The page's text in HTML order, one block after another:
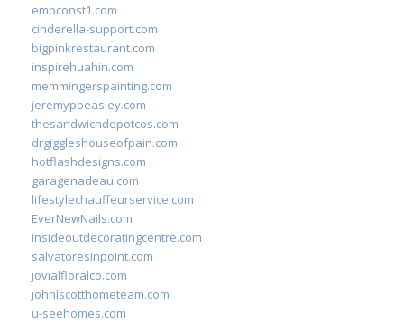
empconst1.com
cinderella-support.com
bigpinkrestaurant.com
inspirehuahin.com
memmingerspainting.com
jeremypbeasley.com
thesandwichdepotcos.com
drgiggleshouseofpain.com
hotflashdesigns.com
garagenadeau.com
lifestylechauffeurservice.com
EverNewNails.com
insideoutdecoratingcentre.com
salvatoresinpoint.com
jovialfloralco.com
johnlscotthometeam.com
u-seehomes.com